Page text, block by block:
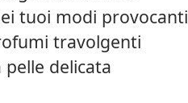
tuoi modi provocanti
travolgenti
delicata